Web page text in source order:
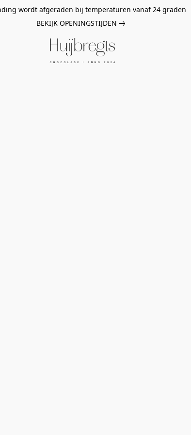
wordt afgeraden bij temperaturen vanaf 24 graden
BEKIJK OPENINGSTIJDEN